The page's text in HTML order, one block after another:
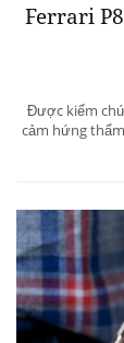
Ferrari
Được kiểm
cảm hứng